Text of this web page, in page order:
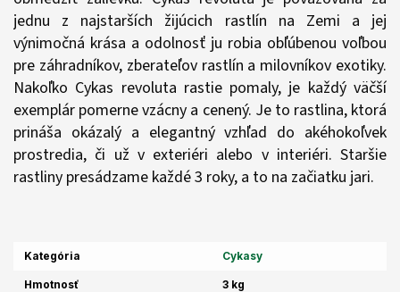
jednu z najstarších žijúcich rastlín na Zemi a jej
výnimočná krása a odolnosť ju robia obľúbenou voľbou
pre záhradníkov, zberateľov rastlín a milovníkov exotiky.
Nakoľko Cykas revoluta rastie pomaly, je každý väčší
exemplár pomerne vzácny a cenený. Je to rastlina, ktorá
prináša okázalý a elegantný vzhľad do akéhokoľvek
prostredia, či už v exteriéri alebo v interiéri. Staršie
rastliny presádzame každé 3 roky, a to na začiatku jari.
Kategória Cykasy
Hmotnosť 3 kg